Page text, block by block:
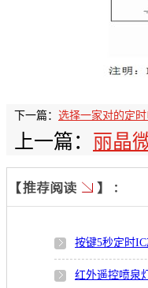
下一篇： 选择一家对的定
上一篇： 丽晶
按键5秒定时
红外遥控喷泉